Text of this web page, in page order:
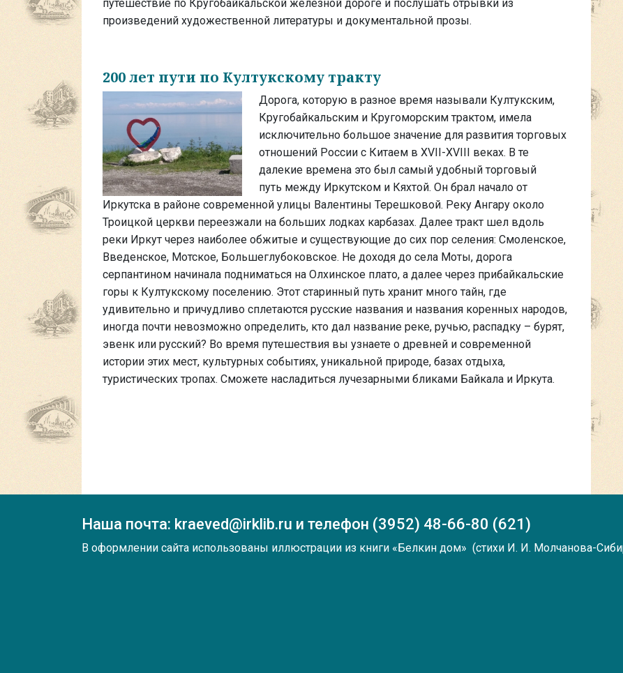
путешествие по Кругобайкальской железной дороге и послушать отрывки из
произведений художественной литературы и документальной прозы.
200 лет пути по Култукскому тракту
Дорога, которую в разное время называли Култукским,
Кругобайкальским и Кругоморским трактом, имела
исключительно большое значение для развития торговых
отношений России с Китаем в XVII-XVIII веках. В те
далекие времена это был самый удобный торговый
путь между Иркутском и Кяхтой. Он брал начало от
Иркутска в районе современной улицы Валентины Терешковой. Реку Ангару около
Троицкой церкви переезжали на больших лодках карбазах. Далее тракт шел вдоль
реки Иркут через наиболее обжитые и существующие до сих пор селения: Смоленское,
Введенское, Мотское, Большеглубоковское. Не доходя до села Моты, дорога
серпантином начинала подниматься на Олхинское плато, а далее через прибайкальские
горы к Култукскому поселению. Этот старинный путь хранит много тайн, где
удивительно и причудливо сплетаются русские названия и названия коренных народов,
иногда почти невозможно определить, кто дал название реке, ручью, распадку – бурят,
эвенк или русский? Во время путешествия вы узнаете о древней и современной
истории этих мест, культурных событиях, уникальной природе, базах отдыха,
туристических тропах. Сможете насладиться лучезарными бликами Байкала и Иркута.
Наша почта: kraeved@irklib.ru и телефон (3952) 48-66-80 (621)
В оформлении сайта использованы иллюстрации из книги «Белкин дом» (стихи И. И. Молчанова-